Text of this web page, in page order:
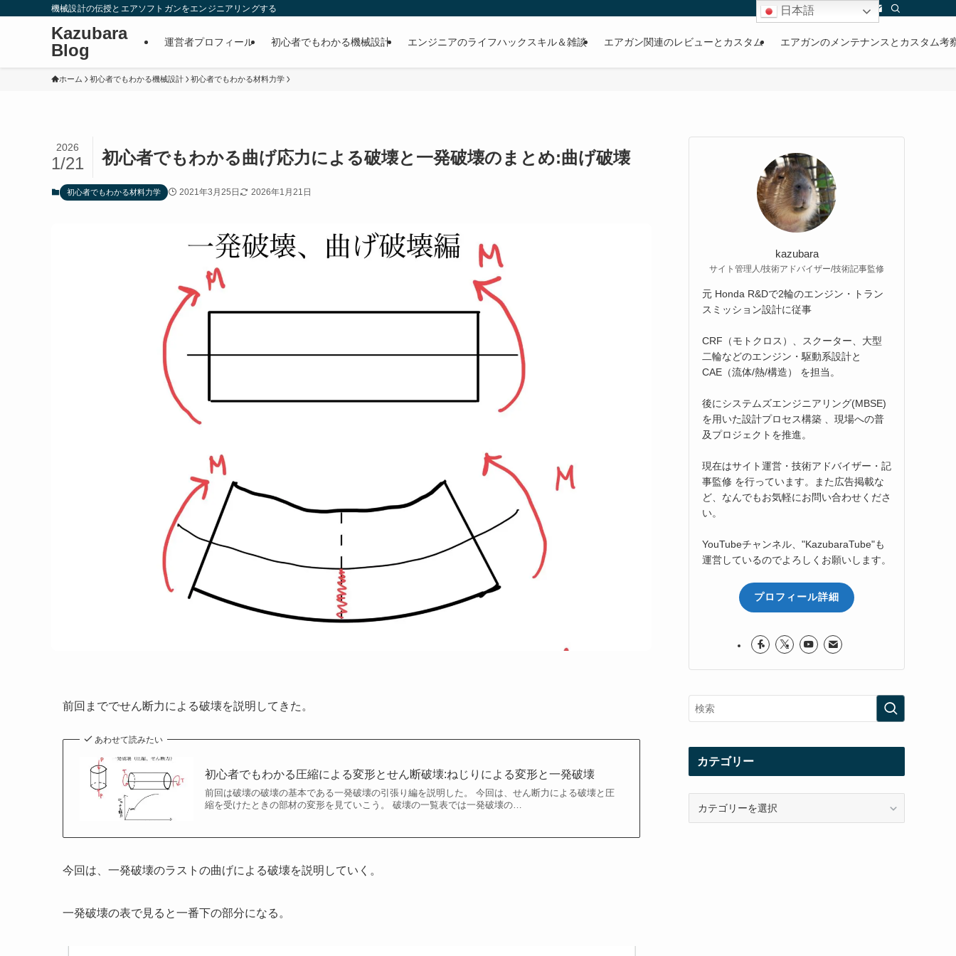
機械設計の伝授とエアソフトガンをエンジニアリングする
Kazubara
Blog
運営者プロフィール 初心者でもわかる機械設計 エンジニアのライフハックスキル＆雑談 エアガン関連のレビューとカスタム エアガンのメンテナンスとカスタム考
ホーム 初心者でもわかる機械設計 初心者でもわかる材料力学
初心者でもわかる曲げ応力による破壊と一発破壊のまとめ:曲げ破壊
2026
1/21
初心者でもわかる材料力学 2021年3月25日 2026年1月21日
前回まででせん断力による破壊を説明してきた。
あわせて読みたい
初心者でもわかる圧縮による変形とせん断破壊:ねじりによる変形と一発破壊
前回は破壊の破壊の基本である一発破壊の引張り編を説明した。 今回は、せん断力による破壊と圧
縮を受けたときの部材の変形を見ていこう。 破壊の一覧表では一発破壊の…
今回は、一発破壊のラストの曲げによる破壊を説明していく。
一発破壊の表で見ると一番下の部分になる。
kazubara
サイト管理人/技術アドバイザー/技術記事監修
元 Honda R&Dで2輪のエンジン・トラン
スミッション設計に従事
CRF（モトクロス）、スクーター、大型
二輪などのエンジン・駆動系設計と
CAE（流体/熱/構造） を担当。
後にシステムズエンジニアリング(MBSE)
を用いた設計プロセス構築 、現場への普
及プロジェクトを推進。
現在はサイト運営・技術アドバイザー・記
事監修 を行っています。また広告掲載な
ど、なんでもお気軽にお問い合わせくださ
い。
YouTubeチャンネル、"KazubaraTube"も
運営しているのでよろしくお願いします。
プロフィール詳細
カテゴリー
日本語